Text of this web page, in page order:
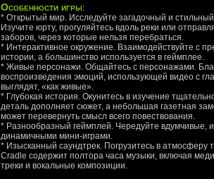
Особенности игры:
* Открытый мир. Исследуйте загадочный и
Изучите юрту, прогуляйтесь вдоль реки или
заборов, через которые нельзя перебраться.
* Интерактивное окружение. Взаимодействуйте с
истории, а большинство используется в геймплее.
* Живые персонажи. Общайтесь с персонажами.
воспроизведения эмоций, использующей видео с
выглядят, «как живые».
* Глубокая история. Окунитесь в изучение
деталь дополняет сюжет, а небольшая газетная
может перевернуть смысл всего повествования.
* Разнообразный геймплей. Чередуйте вдумчивые,
динамичными мини-играми.
* Изысканный саундтрек. Погрузитесь в атмосферу
Cradle содержит полтора часа музыки, включая
треки и вокальные композиции.